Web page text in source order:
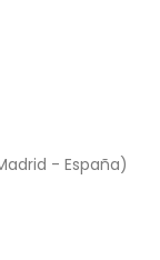
- España)